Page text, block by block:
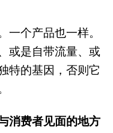
一个产品也一样。
或是自带流量、或
特的基因，否则它
消费者见面的地方